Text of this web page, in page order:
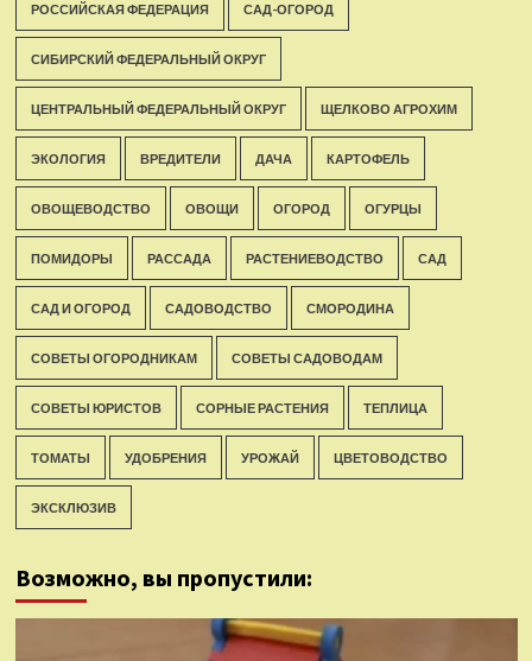
РОССИЙСКАЯ ФЕДЕРАЦИЯ САД-ОГОРОД
СИБИРСКИЙ ФЕДЕРАЛЬНЫЙ ОКРУГ
ЦЕНТРАЛЬНЫЙ ФЕДЕРАЛЬНЫЙ ОКРУГ ЩЕЛКОВО АГРОХИМ
ЭКОЛОГИЯ ВРЕДИТЕЛИ ДАЧА КАРТОФЕЛЬ
ОВОЩЕВОДСТВО ОВОЩИ ОГОРОД ОГУРЦЫ
ПОМИДОРЫ РАССАДА РАСТЕНИЕВОДСТВО САД
САД И ОГОРОД САДОВОДСТВО СМОРОДИНА
СОВЕТЫ ОГОРОДНИКАМ СОВЕТЫ САДОВОДАМ
СОВЕТЫ ЮРИСТОВ СОРНЫЕ РАСТЕНИЯ ТЕПЛИЦА
ТОМАТЫ УДОБРЕНИЯ УРОЖАЙ ЦВЕТОВОДСТВО
ЭКСКЛЮЗИВ
Возможно, вы пропустили: